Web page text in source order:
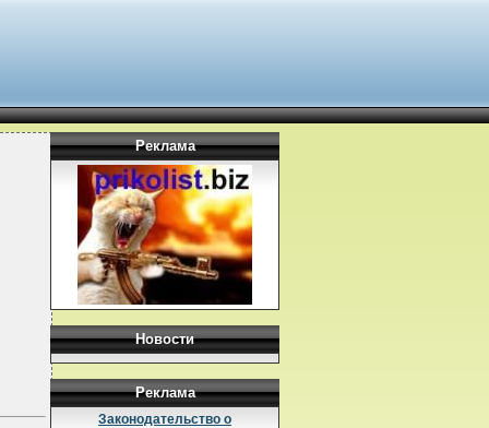
Реклама
Новости
Реклама
Законодательство о